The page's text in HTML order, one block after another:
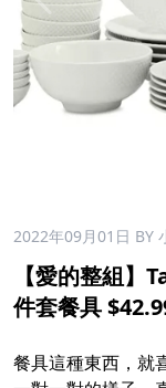
2022年09月01日 BY
【愛的整組
件套餐具
餐具這種東西，就